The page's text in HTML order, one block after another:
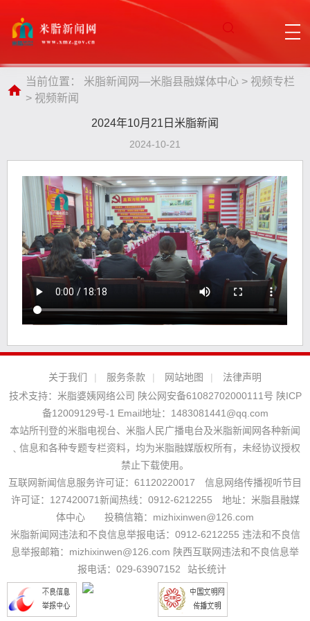
当前位置： 米脂新闻网—米脂县融媒体中心 > 视频专栏
> 视频新闻
2024年10月21日米脂新闻
2024-10-21
关于我们 | 服务条款 | 网站地图 |
法律声明
技术支持： 米脂婆姨网络公司 陕公网安备61082702000111号 陕ICP
备12009129号-1 Email地址： 1483081441@qq.com
本站所刊登的米脂电视台、米脂人民广播电台及米脂新闻网各种新闻
﹑信息和各种专题专栏资料，均为米脂融媒版权所有，未经协议授权
禁止下载使用。
互联网新闻信息服务许可证：61120220017 信息网络传播视听节目
许可证：127420071新闻热线：0912-6212255 地址：米脂县融媒
体中心 投稿信箱：mizhixinwen@126.com
米脂新闻网违法和不良信息举报电话：0912-6212255 违法和不良信
息举报邮箱：mizhixinwen@126.com 陕西互联网违法和不良信息举
报电话：029-63907152
站长统计